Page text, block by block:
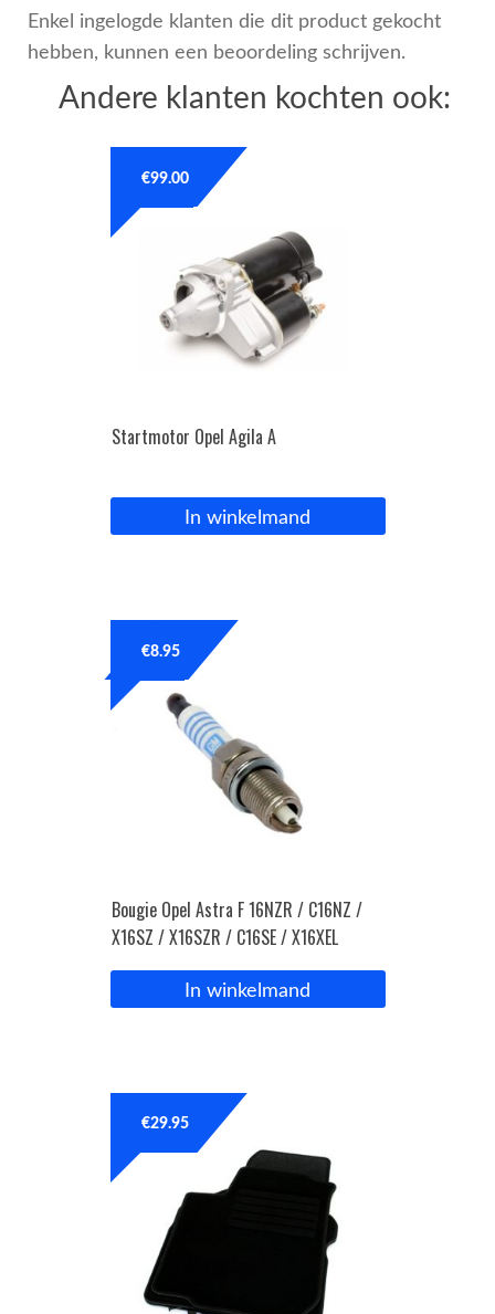
Enkel ingelogde klanten die dit product gekocht
hebben, kunnen een beoordeling schrijven.
Andere klanten kochten ook:
Startmotor Opel Agila A
€99.00
In winkelmand
Bougie Opel Astra F 16NZR / C16NZ /
X16SZ / X16SZR / C16SE / X16XEL
€8.95
In winkelmand
€29.95